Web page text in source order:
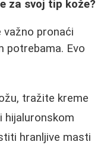
za svoj tip kože?
važno pronaći
potrebama. Evo
tražite kreme
hijaluronskom
hranljive masti